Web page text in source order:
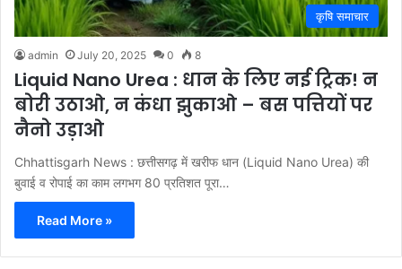
कृषि समाचार
admin July 20, 2025 0 8
Liquid Nano Urea : धान के लिए नई ट्रिक! न
बोरी उठाओ, न कंधा झुकाओ – बस पत्तियों पर
नैनो उड़ाओ
Chhattisgarh News : छत्तीसगढ़ में खरीफ धान (Liquid Nano Urea) की
बुवाई व रोपाई का काम लगभग 80 प्रतिशत पूरा…
Read More »